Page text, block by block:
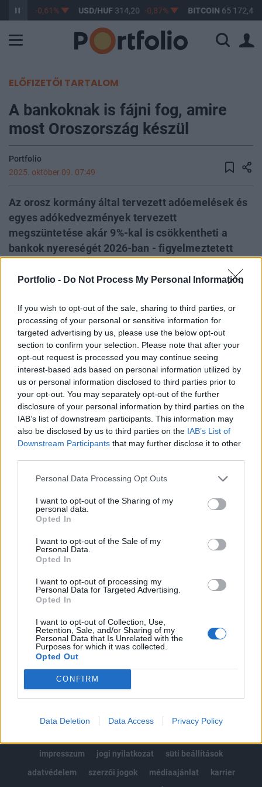
Portfolio - Do Not Process My Personal Information
If you wish to opt-out of the sale, sharing to third parties, or
processing of your personal or sensitive information for
targeted advertising by us, please use the below opt-out
section to confirm your selection. Please note that after your
opt-out request is processed you may continue seeing
interest-based ads based on personal information utilized by
us or personal information disclosed to third parties prior to
your opt-out. You may separately opt-out of the further
disclosure of your personal information by third parties on the
IAB’s list of downstream participants. This information may
also be disclosed by us to third parties on the IAB’s List of
Downstream Participants that may further disclose it to other
Personal Data Processing Opt Outs
I want to opt-out of the Sharing of my
personal data.
Opted In
I want to opt-out of the Sale of my
Personal Data.
Opted In
I want to opt-out of processing my
Personal Data for Targeted Advertising.
Opted In
I want to opt-out of Collection, Use,
Retention, Sale, and/or Sharing of my
Personal Data that Is Unrelated with the
Purposes for which it was collected.
Opted Out
CONFIRM
Data Deletion Data Access Privacy Policy
363,17 -0,61% USD/HUF314,20 -0,87% BITCOIN 65 172,40
ELŐFIZETŐI TARTALOM
A bankoknak is fájni fog, amire
most Oroszország készül
Portfolio
2025. október 09. 07:49
Az orosz kormány által tervezett adóemelések és
egyes adókedvezmények tervezett
megszüntetése akár 9%-kal is csökkentheti a
bankok nyereségét 2026-ban - figyelmeztetett
Reuters szerint. A hitelintézeti szektor nyereség
Kecskemét - Merre tovább hazai kkv-k? - Versenyképesség
2026-banMerre tovább hazai kkv-k? - Versenyképesség
2026-ban! Jön a Portfolio félnapos, üzleti vidéki
rendezvénysorozata, ami naprakész gazdasági és
pénzügyi helyzetképpel segíti a helyi kkv-szektort.
Szeptemberben Szegeden és Kecskeméten
találkozunk!Információ és jelentkezésA parlamentben
jelenleg felülvizsgálat alatt...
A keresett cikk a portfolio.hu hírarchívumához
regisztrációhoz kötött.
Portfolio.hu teljes cikkarchívum
Kötéslisták: BÉT elmúlt 2 év napon belüli
MÁR ELŐFIZETŐNK VAGY?BEJELENTKEZÉS
impresszum
jogi nyilatkozat
süti beállítások
adatvédelem
szerzői jogok médiaajánlat
karrier